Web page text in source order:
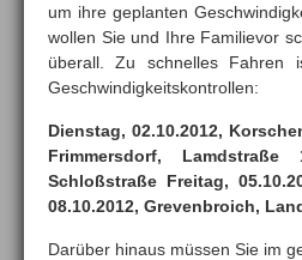
um ihre geplanten
wollen Sie und Ihre Familievor
überall. Zu schnelles Fahren
Geschwindigkeitskontrollen:
Dienstag, 02.10.2012,
Frimmersdorf, Lamdstraße
Schloßstraße Freitag,
08.10.2012, Grevenbroich,
Darüber hinaus müssen Sie im